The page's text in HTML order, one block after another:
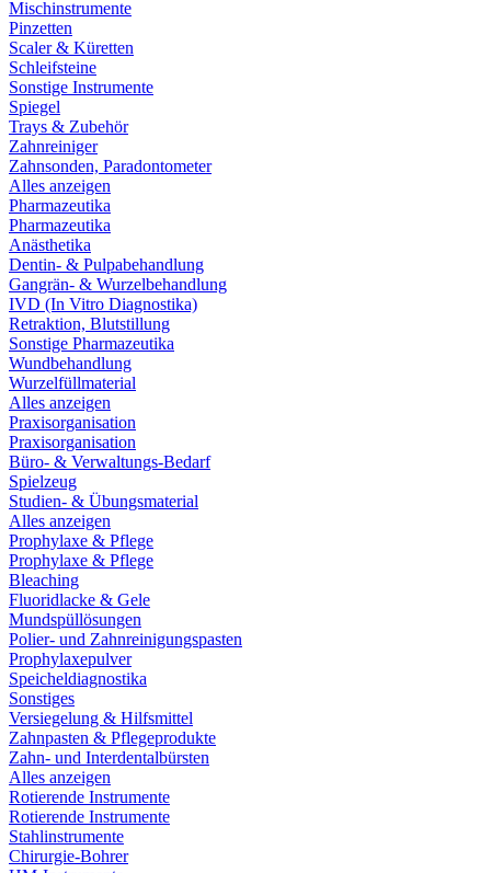
Mischinstrumente
Pinzetten
Scaler & Küretten
Schleifsteine
Sonstige Instrumente
Spiegel
Trays & Zubehör
Zahnreiniger
Zahnsonden, Paradontometer
Alles anzeigen
Pharmazeutika
Pharmazeutika
Anästhetika
Dentin- & Pulpabehandlung
Gangrän- & Wurzelbehandlung
IVD (In Vitro Diagnostika)
Retraktion, Blutstillung
Sonstige Pharmazeutika
Wundbehandlung
Wurzelfüllmaterial
Alles anzeigen
Praxisorganisation
Praxisorganisation
Büro- & Verwaltungs-Bedarf
Spielzeug
Studien- & Übungsmaterial
Alles anzeigen
Prophylaxe & Pflege
Prophylaxe & Pflege
Bleaching
Fluoridlacke & Gele
Mundspüllösungen
Polier- und Zahnreinigungspasten
Prophylaxepulver
Speicheldiagnostika
Sonstiges
Versiegelung & Hilfsmittel
Zahnpasten & Pflegeprodukte
Zahn- und Interdentalbürsten
Alles anzeigen
Rotierende Instrumente
Rotierende Instrumente
Stahlinstrumente
Chirurgie-Bohrer